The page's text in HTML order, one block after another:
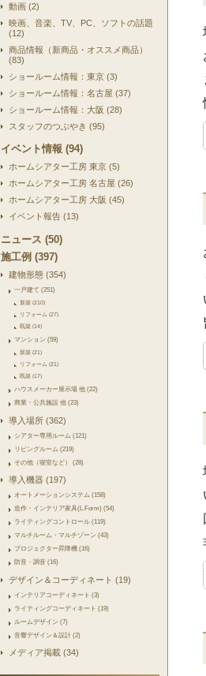
動画 (2)
映画、音楽、TV、PC、ソフトの話題
(12)
商品情報（新商品・オススメ商品）
(83)
ショールーム情報：東京 (3)
ショールーム情報：名古屋 (37)
ショールーム情報：大阪 (28)
スタッフのつぶやき (95)
イベント情報 (94)
ホームシアター工房 東京 (5)
ホームシアター工房 名古屋 (26)
ホームシアター工房 大阪 (45)
イベント報告 (13)
ニュース (50)
施工例 (397)
建物形態 (354)
一戸建て (251)
新築 (210)
リフォーム (27)
既築 (14)
マンション (59)
新築 (21)
リフォーム (21)
既築 (17)
ハウスメーカー展示場 他 (22)
商業・公共施設 他 (23)
導入場所 (362)
シアター専用ルーム (121)
リビングルーム (219)
その他（寝室など） (28)
導入機器 (197)
オートメーションシステム (158)
造作・インテリア家具(L.Form) (54)
ライティングコントロール (119)
マルチルーム・マルチゾーン (43)
プロジェクター昇降機 (16)
防音・調音 (16)
デザイン＆コーディネート (19)
インテリアコーディネート (3)
ライティングコーディネート (19)
ルームデザイン (7)
音響デザイン＆設計 (2)
メディア掲載 (34)